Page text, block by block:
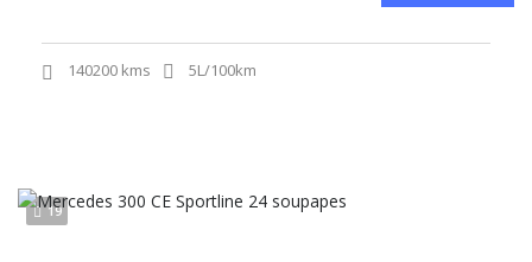
140200 kms 5L/100km
19